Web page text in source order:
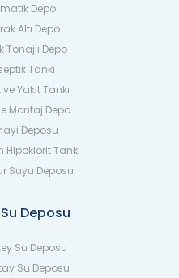
Depo
Altı Depo
Tonajlı Depo
Tankı
Yakıt Tankı
Montaj Depo
Deposu
Hipoklorit Tankı
Suyu Deposu
Deposu
Su Deposu
Su Deposu